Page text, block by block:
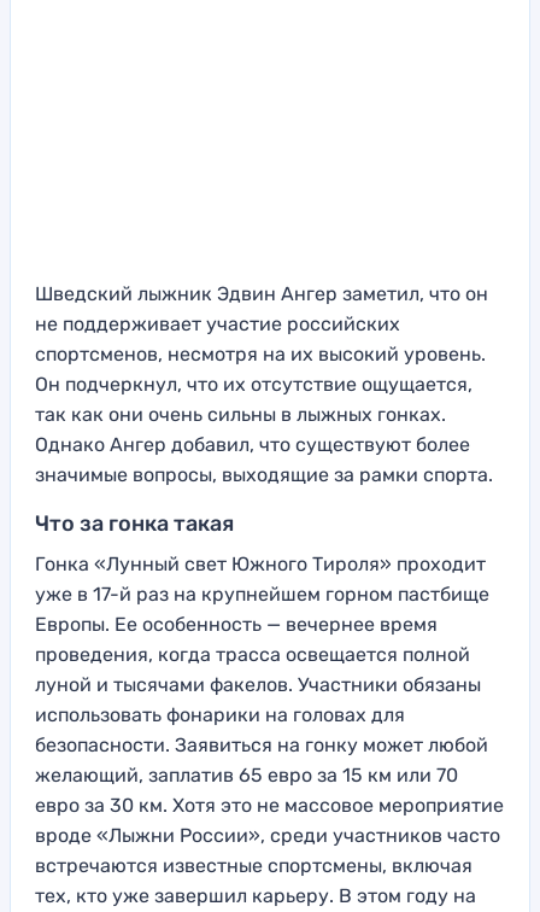
Шведский лыжник Эдвин Ангер заметил, что он
не поддерживает участие российских
спортсменов, несмотря на их высокий уровень.
Он подчеркнул, что их отсутствие ощущается,
так как они очень сильны в лыжных гонках.
Однако Ангер добавил, что существуют более
значимые вопросы, выходящие за рамки спорта.
Что за гонка такая
Гонка «Лунный свет Южного Тироля» проходит
уже в 17-й раз на крупнейшем горном пастбище
Европы. Ее особенность — вечернее время
проведения, когда трасса освещается полной
луной и тысячами факелов. Участники обязаны
использовать фонарики на головах для
безопасности. Заявиться на гонку может любой
желающий, заплатив 65 евро за 15 км или 70
евро за 30 км. Хотя это не массовое мероприятие
вроде «Лыжни России», среди участников часто
встречаются известные спортсмены, включая
тех, кто уже завершил карьеру. В этом году на